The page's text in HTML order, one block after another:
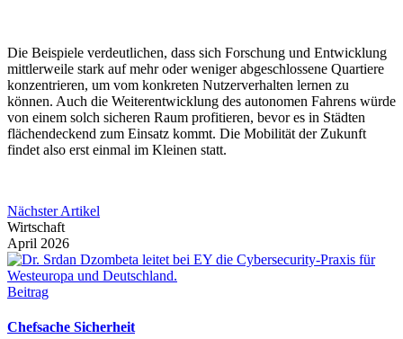
Die Beispiele verdeutlichen, dass sich Forschung und Entwicklung
mittlerweile stark auf mehr oder weniger abgeschlossene Quartiere
konzentrieren, um vom konkreten Nutzerverhalten lernen zu
können. Auch die Weiterentwicklung des autonomen Fahrens würde
von einem solch sicheren Raum profitieren, bevor es in Städten
flächendeckend zum Einsatz kommt. Die Mobilität der Zukunft
findet also erst einmal im Kleinen statt.
Nächster Artikel
Wirtschaft
April 2026
Beitrag
Chefsache Sicherheit